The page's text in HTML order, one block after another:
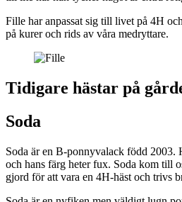
Fille har anpassat sig till livet på 4H
på kurer och rids av våra medryttare.
Tidigare hästar på
Soda
Soda är en B-ponnyvalack född 2003.
och hans färg heter fux. Soda kom till
gjord för att vara en 4H-häst och trivs